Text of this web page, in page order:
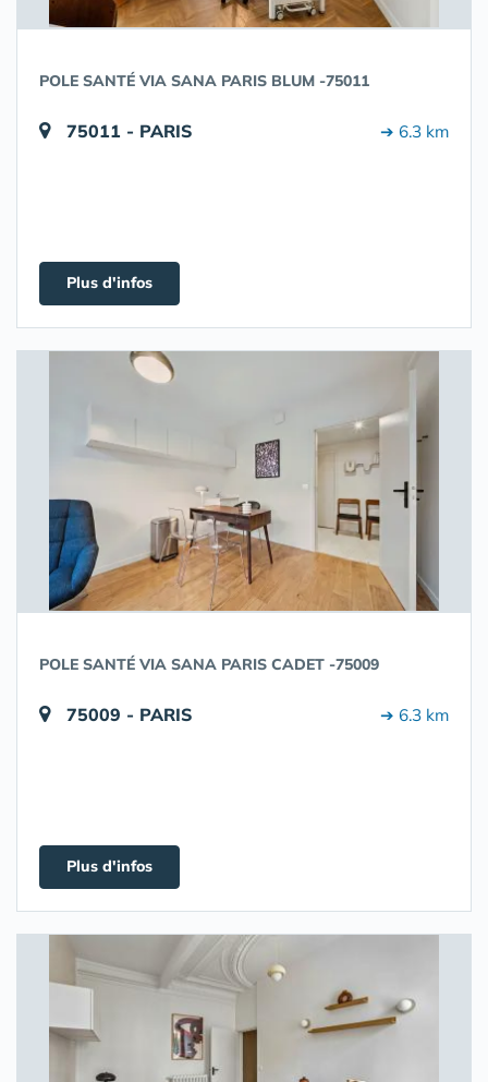
POLE SANTÉ VIA SANA PARIS BLUM -75011
75011 - PARIS ➔ 6.3 km
Plus d'infos
POLE SANTÉ VIA SANA PARIS CADET -75009
75009 - PARIS ➔ 6.3 km
Plus d'infos